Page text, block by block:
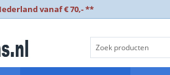
vanaf € 70,- **